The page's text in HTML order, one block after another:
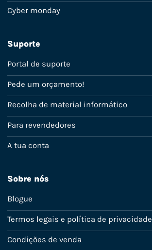
Cyber monday
Suporte
Portal de suporte
Pede um orçamento!
Recolha de material informático
Para revendedores
A tua conta
Sobre nós
Blogue
Termos legais e política de privacidade
Condições de venda